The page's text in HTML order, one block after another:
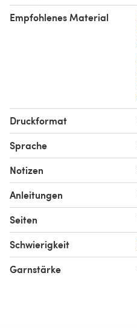
Empfohlenes Material
Druckformat
Sprache
Notizen
Anleitungen
Seiten
Schwierigkeit
Garnstärke